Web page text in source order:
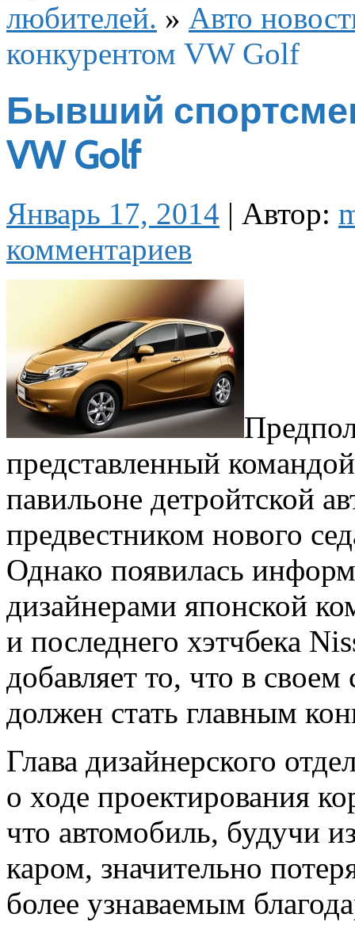
любителей. » Авто
конкурентом VW Golf
Бывший
VW Golf
Январь 17, 2014 | Автор:
комментариев
представленный
павильоне детройтской
предвестником нового
Однако появилась
дизайнерами японской
и последнего хэтчбека
добавляет то, что в
должен стать главным
Глава дизайнерского
о ходе проектирования
что автомобиль, будучи
каром, значительно
более узнаваемым